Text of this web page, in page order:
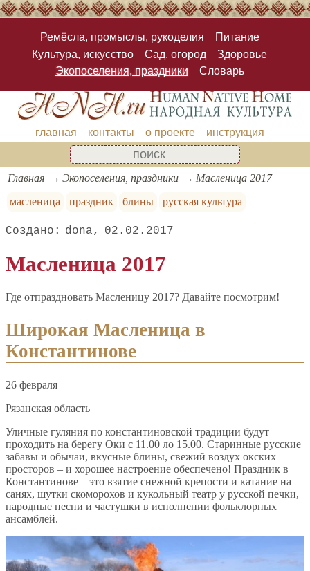
Ремёсла, промыслы, рукоделия
Питание
Культура, искусство
Сад, огород
Здоровье
Экопоселения, праздники
Словарь
главная контакты о проекте инструкция
Главная Экопоселения, праздники
Масленица 2017
масленица
праздник блины русская культура
dona 02.02.2017
Масленица 2017
Где отпраздновать Масленицу 2017? Давайте посмотрим!
Широкая Масленица в
Константинове
26 февраля
Рязанская область
Уличные гуляния по константиновской традиции будут
проходить на берегу Оки с 11.00 ло 15.00. Старинные русские
забавы и обычаи, вкусные блины, свежий воздух окских
просторов – и хорошее настроение обеспечено! Праздник в
Константинове – это взятие снежной крепости и катание на
санях, шутки скоморохов и кукольный театр у русской печки,
народные песни и частушки в исполнении фольклорных
ансамблей.